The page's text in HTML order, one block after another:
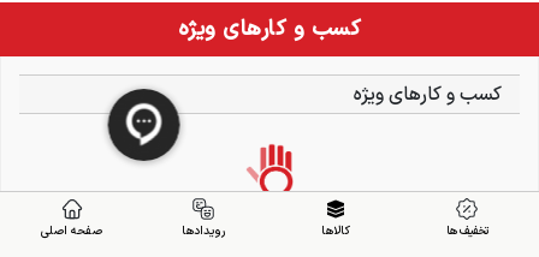
کسب و کارهای ویژه
کسب و کارهای ویژه
تخفیف ها کالاها رویدادها صفحه اصلی